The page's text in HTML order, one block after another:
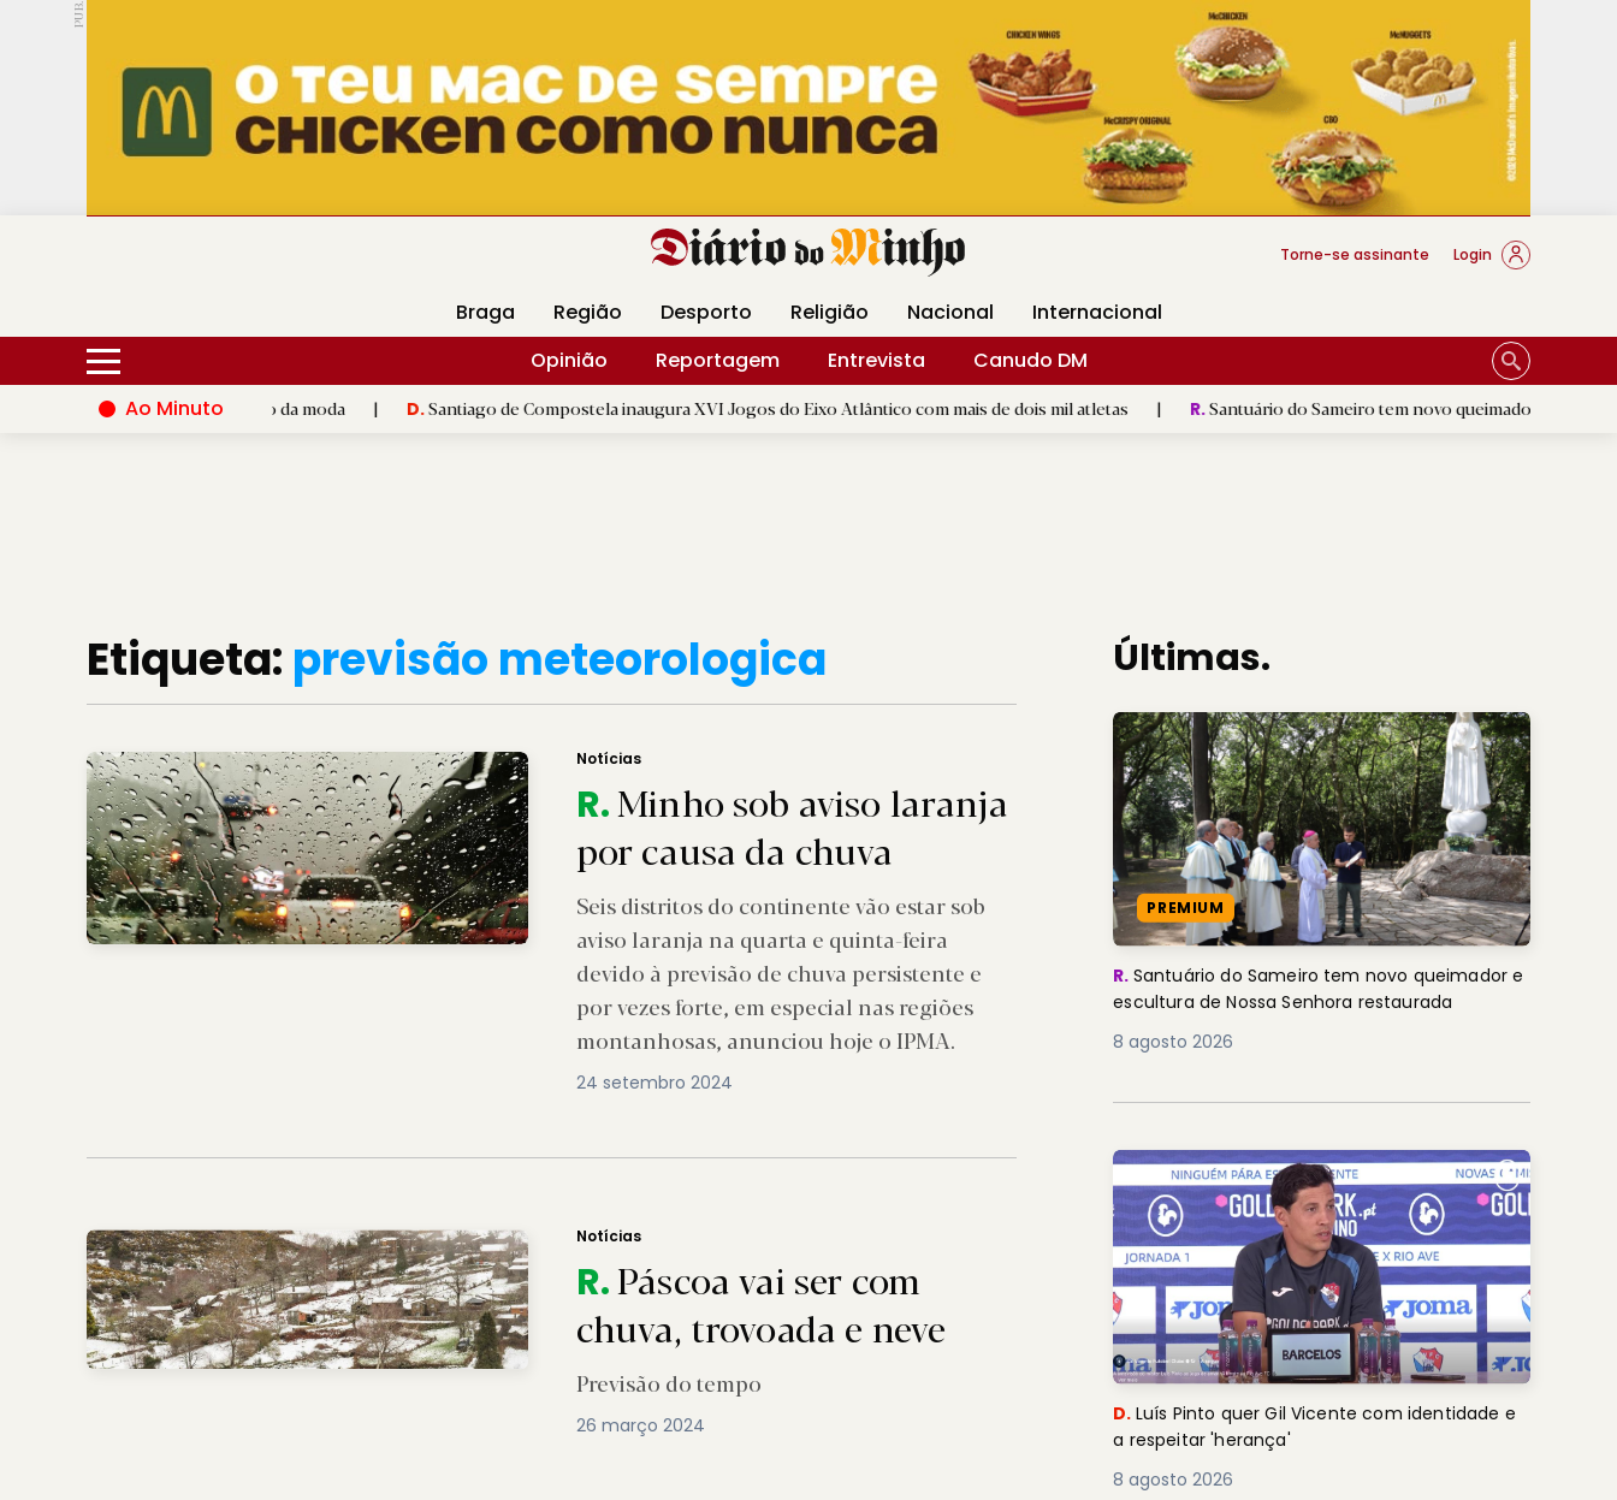
PUB.
Hoje 18ºC 27ºC DMtv Revista Minha Gráfica DM Livraria DM Arquidiocese Braga
Torne-se assinante Login
Braga Região Desporto Religião Nacional
Internacional
Opinião
Reportagem Entrevista
Canudo DM
Ao Minuto
do mundo da moda D.Santiago de Compostela inaugura XVI Jogos do Eixo Atlântico com mais de dois mil atletas | R.Santuário do Sameiro tem novo queimador e escultura de Nossa
Etiqueta: previsão meteorologica
Notícias
R.Minho sob aviso laranja
por causa da chuva
Seis distritos do continente vão estar sob
aviso laranja na quarta e quinta-feira
devido à previsão de chuva persistente e
por vezes forte, em especial nas regiões
montanhosas, anunciou hoje o IPMA.
24 setembro 2024
Notícias
R.Páscoa vai ser com
chuva, trovoada e neve
Previsão do tempo
26 março 2024
Últimas.
PREMIUM
R. Santuário do Sameiro tem novo queimador e
escultura de Nossa Senhora restaurada
8 agosto 2026
D. Luís Pinto quer Gil Vicente com identidade e
a respeitar 'herança'
8 agosto 2026